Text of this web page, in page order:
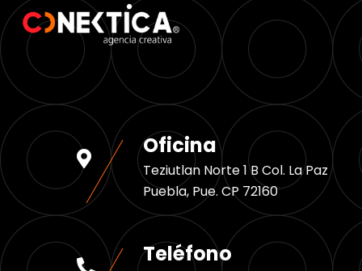
Oficina
Teziutlan Norte 1 B Col. La Paz
Puebla, Pue. CP 72160
Teléfono